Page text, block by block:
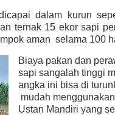
dalam kurun
ternak 15 ekor sapi
aman selama 100
Biaya pakan dan
sapi sangalah tinggi
angka ini bisa di
mudah
Ustan Mandiri yang